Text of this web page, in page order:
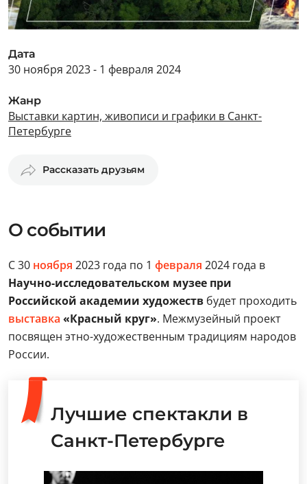
Дата
30 ноября 2023 - 1 февраля 2024
Жанр
Выставки картин, живописи и графики в Санкт-
Петербурге
Рассказать друзьям
О событии
С 30 ноября 2023 года по 1 февраля 2024 года в
Научно-исследовательском музее при
Российской академии художеств будет проходить
выставка «Красный круг». Межмузейный проект
посвящен этно-художественным традициям народов
России.
Лучшие спектакли в
Санкт-Петербурге